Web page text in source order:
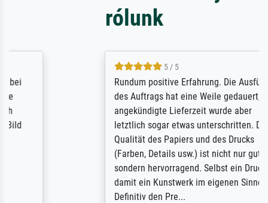
rólunk
Rundum positive Erfahrung. Die Ausführung
des Auftrags hat eine Weile gedauert, die
angekündigte Lieferzeit wurde aber
letztlich sogar etwas unterschritten. Die
Qualität des Papiers und des Drucks
(Farben, Details usw.) ist nicht nur gut,
sondern hervorragend. Selbst ein Druck ist
damit ein Kunstwerk im eigenen Sinne.
Definitiv den Pre...